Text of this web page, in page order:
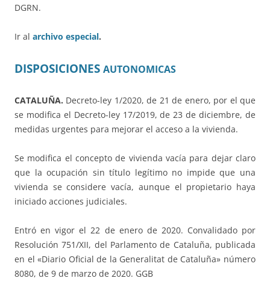
DGRN.
Ir al archivo especial.
DISPOSICIONES AUTONOMICAS
CATALUÑA. Decreto-ley 1/2020, de 21 de enero, por el que
se modifica el Decreto-ley 17/2019, de 23 de diciembre, de
medidas urgentes para mejorar el acceso a la vivienda.
Se modifica el concepto de vivienda vacía para dejar claro
que la ocupación sin título legítimo no impide que una
vivienda se considere vacía, aunque el propietario haya
iniciado acciones judiciales.
Entró en vigor el 22 de enero de 2020. Convalidado por
Resolución 751/XII, del Parlamento de Cataluña, publicada
en el «Diario Oficial de la Generalitat de Cataluña» número
8080, de 9 de marzo de 2020. GGB